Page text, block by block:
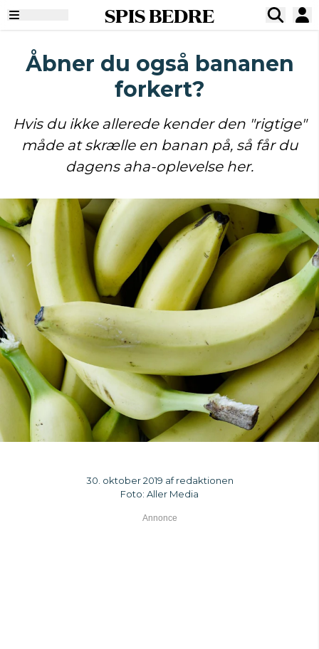
SPIS BEDRE
Åbner du også bananen
forkert?
Hvis du ikke allerede kender den "rigtige"
måde at skrælle en banan på, så får du
dagens aha-oplevelse her.
30. oktober 2019 af redaktionen
Foto: Aller Media